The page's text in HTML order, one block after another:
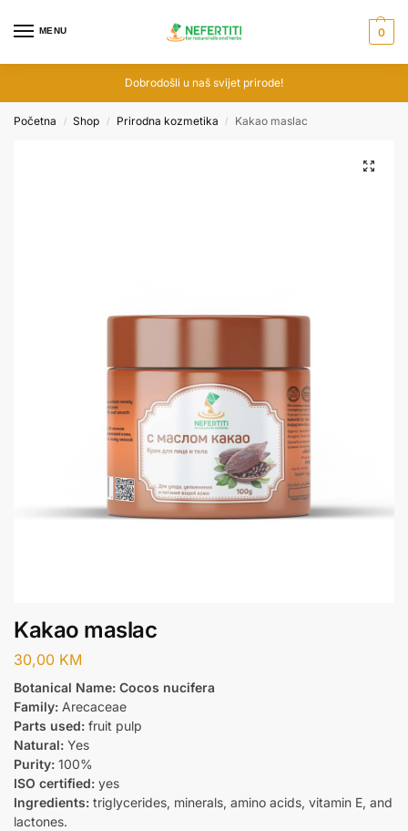
MENU 0
Dobrodošli u naš svijet prirode!
Početna / Shop / Prirodna kozmetika / Kakao maslac
Kakao maslac
30,00 KM
Botanical Name: Cocos nucifera
Family: Arecaceae
Parts used: fruit pulp
Natural: Yes
Purity: 100%
ISO certified: yes
Ingredients: triglycerides, minerals, amino acids, vitamin E, and
lactones.